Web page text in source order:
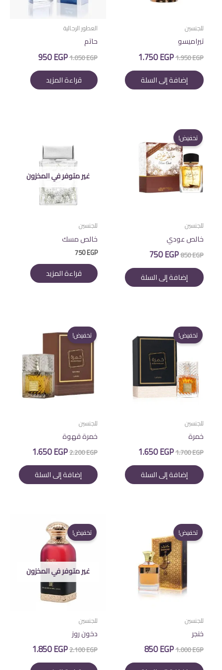
للجنسين
تيراميسو
1.950EGP السعر
الأصلي
هو:
1.950 EGP.
1.750EGP
هو:
1.750 EGP. إضافة إلى السلة
العطور الرجالية
حاتم
1.050EGP السعر
الأصلي
هو:
1.050 EGP.
950EGP السعر
هو:
950 EGP. قراءة المزيد
تخفيض!
للجنسين
خالص عودي
850EGP السعر
الأصلي
هو:
850 EGP.
750EGP
هو:
750 EGP.
إضافة إلى السلة
غير متوفر في المخزون
للجنسين
خالص مسك
750EGP
قراءة المزيد
تخفيض!
للجنسين
خمرة
1.700EGP السعر
الأصلي
هو:
1.700 EGP.
1.650EGP
هو:
1.650 EGP. إضافة إلى السلة
تخفيض!
للجنسين
خمرة قهوة
2.200EGP السعر
الأصلي
هو:
2.200 EGP.
1.650EGP
هو:
1.650 EGP. إضافة إلى السلة
تخفيض!
للجنسين
خنجر
1.000EGP السعر
الأصلي
هو:
850EGP السعر
هو:
غير متوفر في المخزون
تخفيض!
للجنسين
دخون روز
2.100EGP السعر
الأصلي
هو:
1.850EGP
هو: